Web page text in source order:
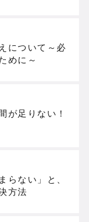
について～必
めに～
が足りない！
らない」と、
方法